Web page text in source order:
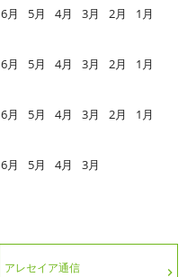
6月 5月 4月 3月 2月
1月
6月 5月 4月 3月 2月
1月
6月 5月 4月 3月 2月
1月
6月 5月 4月
3月
アレセイア通信